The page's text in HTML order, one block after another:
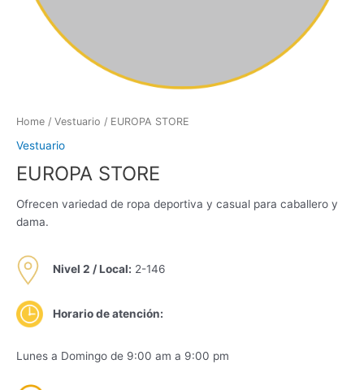
Home / Vestuario / EUROPA STORE
Vestuario
EUROPA STORE
Ofrecen variedad de ropa deportiva y casual para caballero y
dama.
Nivel 2 /Local: 2-146
Horario de atención:
Lunes a Domingo de 9:00 am a 9:00 pm